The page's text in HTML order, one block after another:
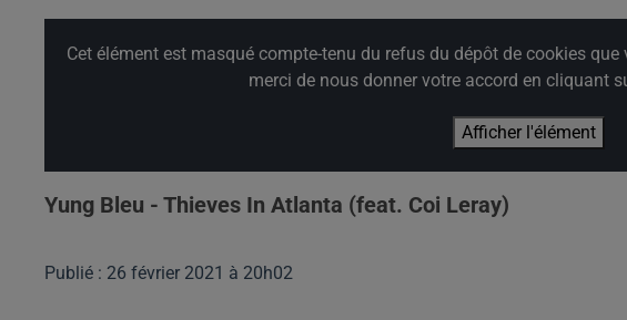
Cet élément est masqué compte-tenu du refus du dépôt de cookies
merci de nous donner votre accord en cliquant
Afficher l'élément
Yung Bleu - Thieves In Atlanta (feat. Coi Leray)
Publié : 26 février 2021 à 20h02